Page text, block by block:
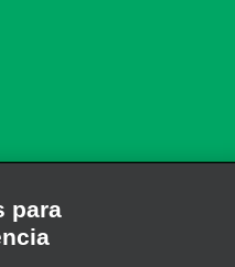
cookies y otras tecnologías